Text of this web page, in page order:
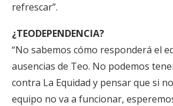
refrescar”.
¿TEODEPENDENCIA?
“No sabemos cómo responderá el
ausencias de Teo. No podemos
contra La Equidad y pensar que si
equipo no va a funcionar,